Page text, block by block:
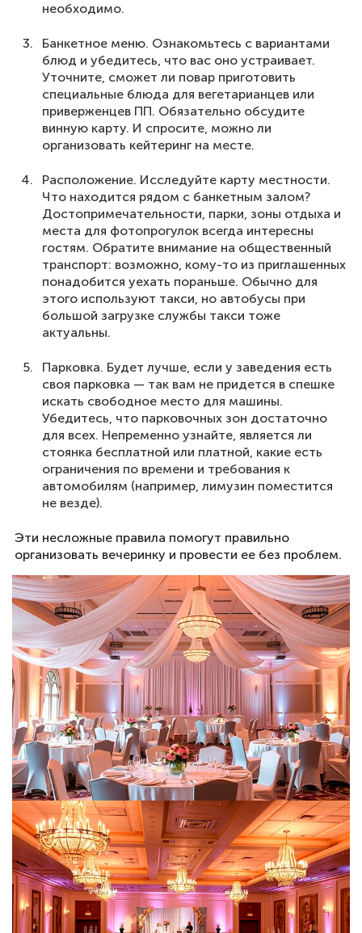
необходимо.
Банкетное меню. Ознакомьтесь с вариантами
блюд и убедитесь, что вас оно устраивает.
Уточните, сможет ли повар приготовить
специальные блюда для вегетарианцев или
приверженцев ПП. Обязательно обсудите
винную карту. И спросите, можно ли
организовать кейтеринг на месте.
Расположение. Исследуйте карту местности.
Что находится рядом с банкетным залом?
Достопримечательности, парки, зоны отдыха и
места для фотопрогулок всегда интересны
гостям. Обратите внимание на общественный
транспорт: возможно, кому-то из приглашенных
понадобится уехать пораньше. Обычно для
этого используют такси, но автобусы при
большой загрузке службы такси тоже
актуальны.
Парковка. Будет лучше, если у заведения есть
своя парковка — так вам не придется в спешке
искать свободное место для машины.
Убедитесь, что парковочных зон достаточно
для всех. Непременно узнайте, является ли
стоянка бесплатной или платной, какие есть
ограничения по времени и требования к
автомобилям (например, лимузин поместится
не везде).
Эти несложные правила помогут правильно
организовать вечеринку и провести ее без проблем.